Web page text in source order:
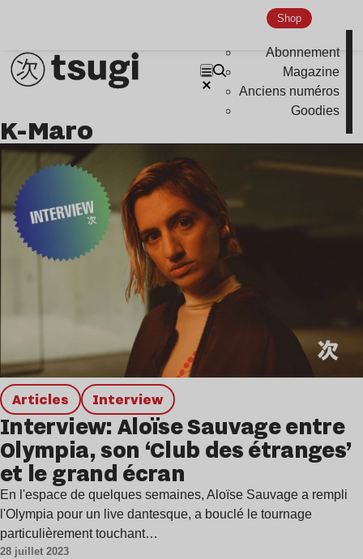
Shop
Abonnement
Magazine
Anciens numéros
Goodies
K-Maro
Articles interview
Interview: Aloïse Sauvage entre
Olympia, son ‘Club des étranges’
et le grand écran
En l'espace de quelques semaines, Aloïse Sauvage a rempli
l'Olympia pour un live dantesque, a bouclé le tournage
particulièrement touchant…
28 juillet 2023